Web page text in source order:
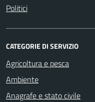
Politici
CATEGORIE DI SERVIZIO
Agricoltura e pesca
Ambiente
Anagrafe e stato civile